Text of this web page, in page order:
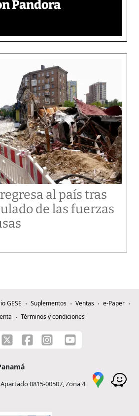
Pandora
al país tras
de las fuerzas
GESE Suplementos Ventas
e-Paper
Términos y condiciones
0815-00507, Zona 4